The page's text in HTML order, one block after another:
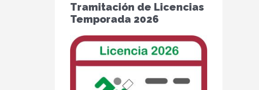
Tramitación de Licencias
Temporada 2026